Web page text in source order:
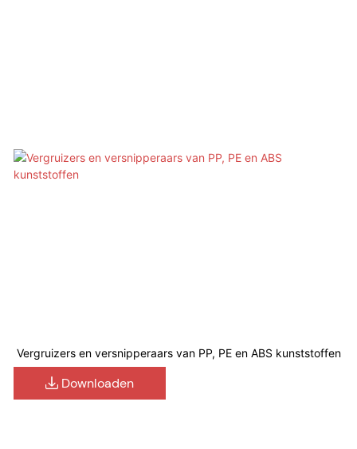
Vergruizers en versnipperaars van PP, PE en ABS kunststoffen
Downloaden